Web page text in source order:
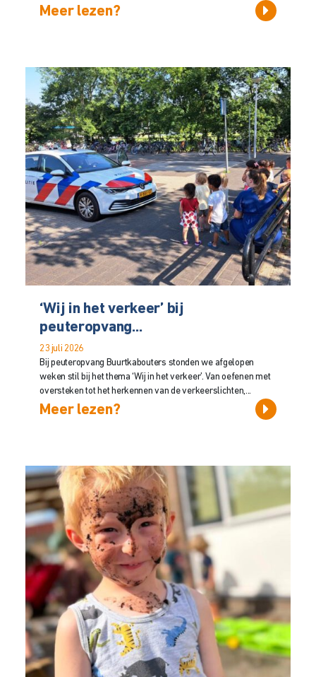
Meer lezen?
‘Wij in het verkeer’ bij
peuteropvang...
23 juli 2026
Bij peuteropvang Buurtkabouters stonden we afgelopen
weken stil bij het thema ‘Wij in het verkeer’. Van oefenen met
oversteken tot het herkennen van de verkeerslichten,...
Meer lezen?